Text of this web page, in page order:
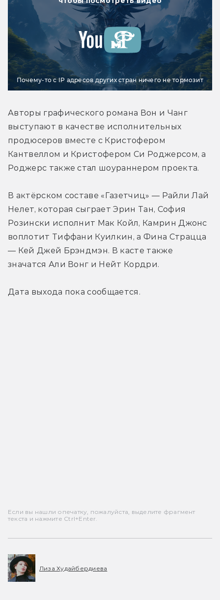
Почему-то с IP адресов других стран ничего не тормозит
Авторы графического романа Вон и Чанг
выступают в качестве исполнительных
продюсеров вместе с Кристофером
Кантвеллом и Кристофером Си Роджерсом, а
Роджерс также стал шоураннером проекта.
В актёрском составе «Газетчиц» — Райли Лай
Нелет, которая сыграет Эрин Тан, София
Розински исполнит Мак Койл, Камрин Джонс
воплотит Тиффани Куилкин, а Фина Страцца
— Кей Джей Брэндмэн. В касте также
значатся Али Вонг и Нейт Кордри.
Дата выхода пока сообщается.
Если вы нашли опечатку, пожалуйста, выделите фрагмент
текста и нажмите Ctrl+Enter.
Лиза Худайбердиева